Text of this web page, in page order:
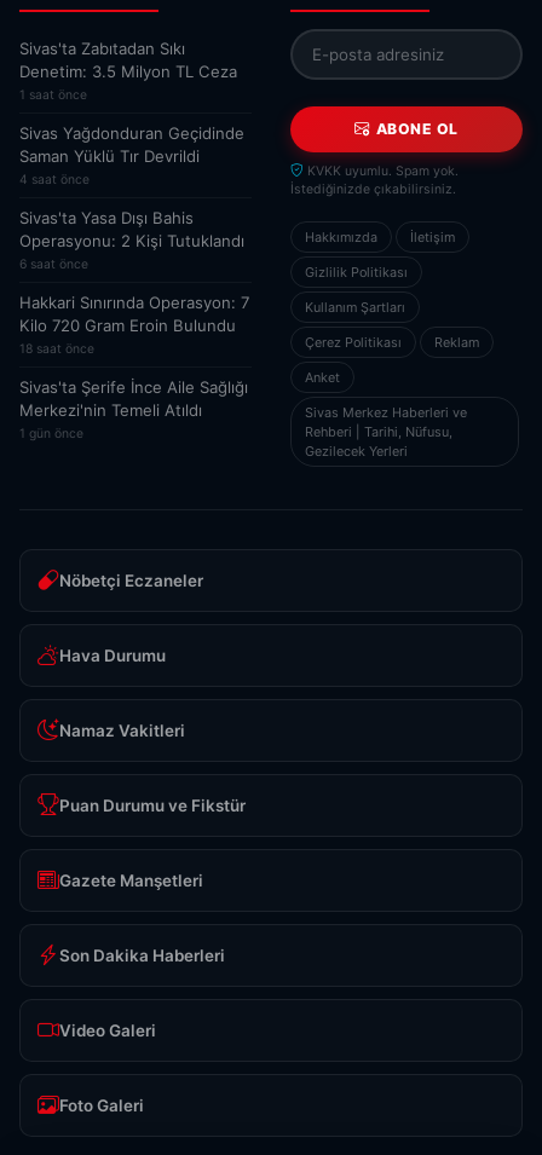
Sivas'ta Zabıtadan Sıkı
Denetim: 3.5 Milyon TL Ceza
1 saat önce
Sivas Yağdonduran Geçidinde
Saman Yüklü Tır Devrildi
4 saat önce
Sivas'ta Yasa Dışı Bahis
Operasyonu: 2 Kişi Tutuklandı
6 saat önce
Hakkari Sınırında Operasyon: 7
Kilo 720 Gram Eroin Bulundu
18 saat önce
Sivas'ta Şerife İnce Aile Sağlığı
Merkezi'nin Temeli Atıldı
1 gün önce
ABONE OL
KVKK uyumlu. Spam yok.
İstediğinizde çıkabilirsiniz.
Hakkımızda İletişim
Gizlilik Politikası
Kullanım Şartları
Çerez Politikası Reklam
Anket
Sivas Merkez Haberleri ve
Rehberi | Tarihi, Nüfusu,
Gezilecek Yerleri
Nöbetçi Eczaneler
Hava Durumu
Namaz Vakitleri
Puan Durumu ve Fikstür
Gazete Manşetleri
Son Dakika Haberleri
Video Galeri
Foto Galeri